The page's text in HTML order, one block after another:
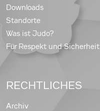
Downloads
Standorte
Was ist Judo?
Für Respekt und Sicherheit
RECHTLICHES
Archiv